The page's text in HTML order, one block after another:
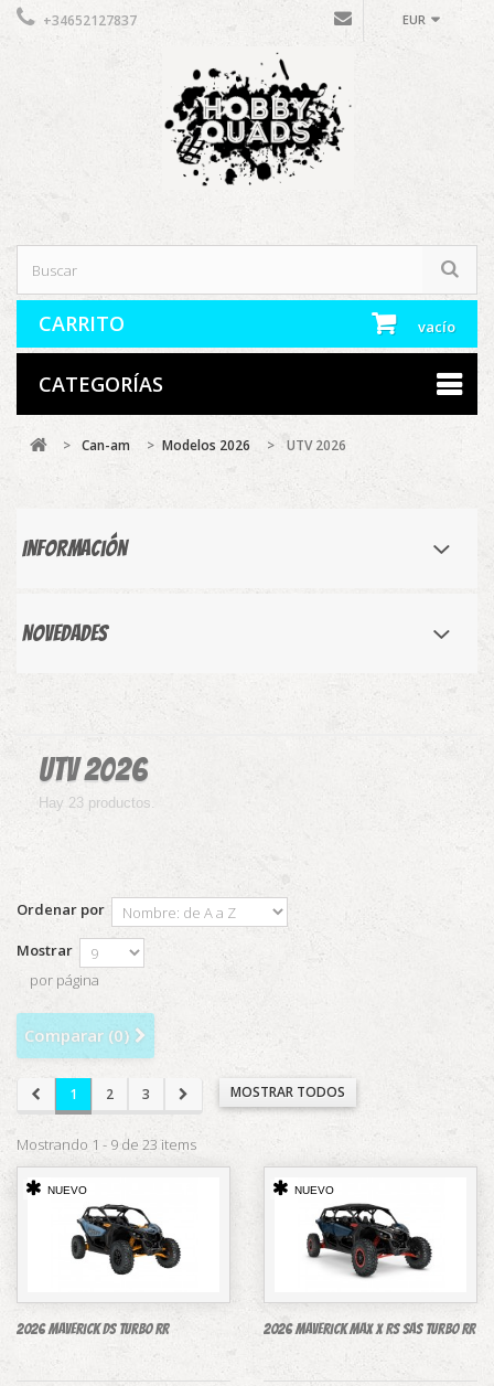
EUR
+34652127837
CARRITO vacío
CATEGORÍAS
> Can-am > Modelos 2026 > UTV 2026
Información
Novedades
UTV 2026
Hay 23 productos.
Ordenar por
Mostrar
por página
Comparar (0)
MOSTRAR TODOS
1 2 3
Mostrando 1 - 9 de 23 items
NUEVO
2026 Maverick DS Turbo RR
NUEVO
2026 Maverick MAX X RS SAS Turbo RR